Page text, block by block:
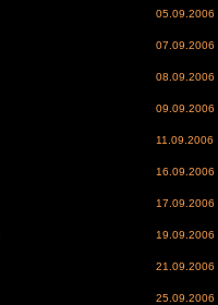
05.09.2006
07.09.2006
08.09.2006
09.09.2006
11.09.2006
16.09.2006
17.09.2006
19.09.2006
21.09.2006
25.09.2006